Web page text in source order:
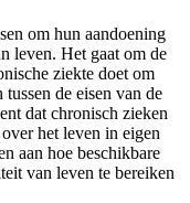
om hun aandoening
leven. Het gaat om de
ziekte doet om
de eisen van de
dat chronisch zieken
het leven in eigen
aan hoe beschikbare
van leven te bereiken